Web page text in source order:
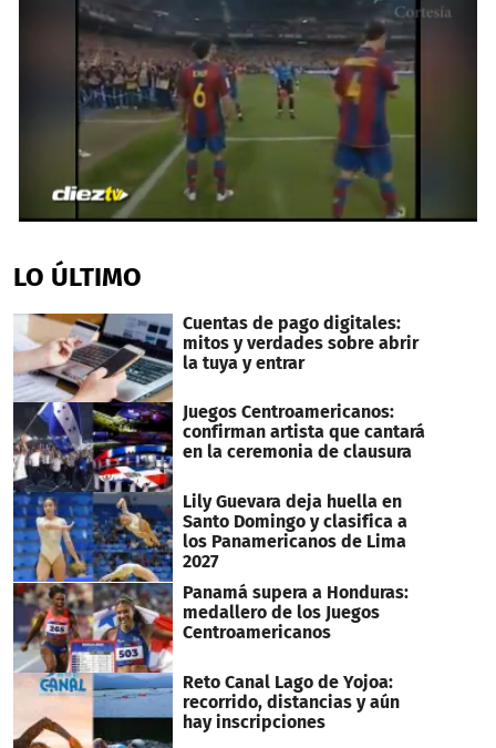
of
55
LO ÚLTIMO
Cuentas de pago digitales:
mitos y verdades sobre abrir
la tuya y entrar
Juegos Centroamericanos:
confirman artista que cantará
en la ceremonia de clausura
Lily Guevara deja huella en
Santo Domingo y clasifica a
los Panamericanos de Lima
2027
Panamá supera a Honduras:
medallero de los Juegos
Centroamericanos
Reto Canal Lago de Yojoa:
recorrido, distancias y aún
hay inscripciones